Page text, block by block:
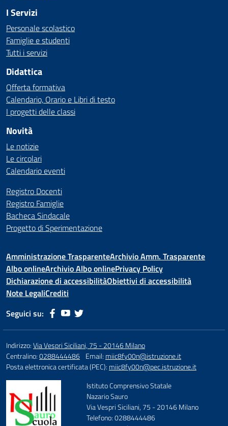
I Servizi
Personale scolastico
Famiglie e studenti
Tutti i servizi
Didattica
Offerta formativa
Calendario, Orario e Libri di testo
I progetti delle classi
Novità
Le notizie
Le circolari
Calendario eventi
Registro Docenti
Registro Famiglie
Bacheca Sindacale
Progetto di Sperimentazione
Amministrazione TrasparenteArchivio Amm. Trasparente
Albo onlineArchivio Albo onlinePrivacy Policy
Dichiarazione di accessibilitàObiettivi di accessibilità
Note LegaliCrediti
Seguici su:
Indirizzo:Via Vespri Siciliani, 75 - 20146 Milano
Centralino:0288444486 Email: miic8fy00n@istruzione.it
Posta elettronica certificata (PEC): miic8fy00n@pec.istruzione.it
Istituto Comprensivo Statale
Nazario Sauro
Via Vespri Siciliani, 75 - 20146 Milano
Telefono: 0288444486